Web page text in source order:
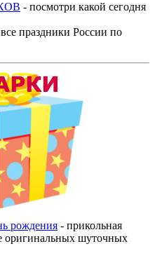
- посмотри какой сегодня
праздники России по
рождения - прикольная
оригинальных шуточных